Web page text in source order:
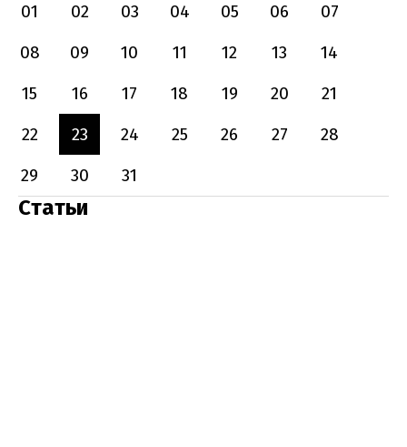
01
02 03 04 05 06
07
08
09 10 11 12 13
14
15
16 17 18 19 20
21
22
23 24 25 26 27
28
29
30 31
Статьи